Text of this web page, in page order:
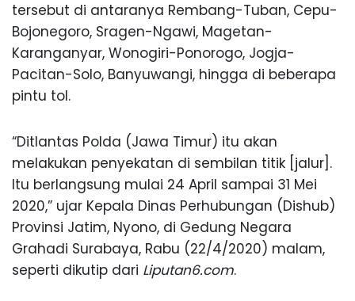
tersebut di antaranya Rembang-Tuban, Cepu-
Bojonegoro, Sragen-Ngawi, Magetan-
Karanganyar, Wonogiri-Ponorogo, Jogja-
Pacitan-Solo, Banyuwangi, hingga di beberapa
pintu tol.
“Ditlantas Polda (Jawa Timur) itu akan
melakukan penyekatan di sembilan titik [jalur].
Itu berlangsung mulai 24 April sampai 31 Mei
2020,” ujar Kepala Dinas Perhubungan (Dishub)
Provinsi Jatim, Nyono, di Gedung Negara
Grahadi Surabaya, Rabu (22/4/2020) malam,
seperti dikutip dari Liputan6.com.